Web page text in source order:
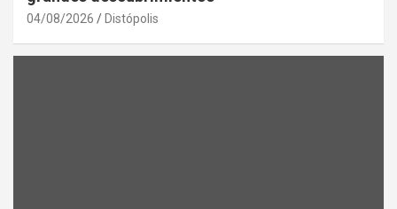
04/08/2026 Distópolis